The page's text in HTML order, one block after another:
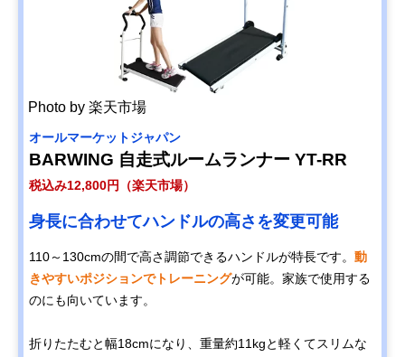
Photo by 楽天市場
オールマーケットジャパン
BARWING 自走式ルームランナー YT-RR
税込み12,800円（楽天市場）
身長に合わせてハンドルの高さを変更可能
110～130cmの間で高さ調節できるハンドルが特長です。 動
きやすいポジションでトレーニングが可能。家族で使用する
のにも向いています。
折りたたむと幅18cmになり、重量約11kgと軽くてスリムな